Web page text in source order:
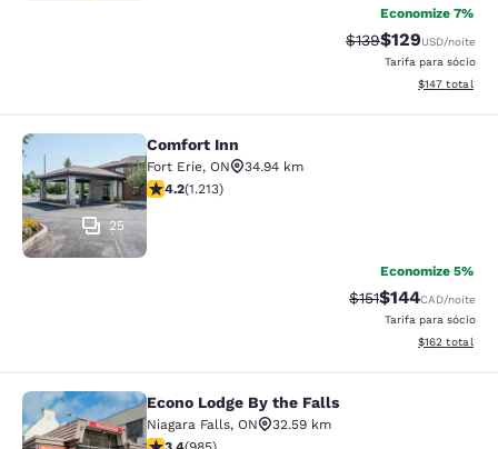
Economize 7%
Tarifa anterior
$139Tarifa com
$129USD/noite
Tarifa para sócio
Exibir
$147 total
Comfort Inn
25
Comfort Inn
Fort Erie, ON
34.94 km
classificação 4.16 estrelas. Muito bom. 1213 avaliações
4.2(1.213)
Economize 5%
Tarifa anterior
$151Tarifa com
$144CAD/noite
Tarifa para sócio
Exibir
$162 total
Econo Lodge By the Falls
Econo Lodge By the Falls
Niagara Falls, ON
32.59 km
classificação 3.37 estrelas. Bom. 985 avaliações